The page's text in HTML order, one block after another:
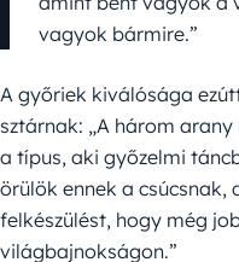
vagyok bármire.”
A győriek kiválósága
sztárnak: „A három
a típus, aki győzelmi
örülök ennek a csúcsnak,
felkészülést, hogy még
világbajnokságon.”